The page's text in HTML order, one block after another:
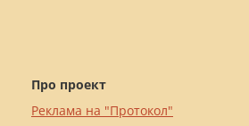
Про проект
Реклама на "Протокол"